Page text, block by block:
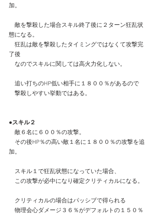
加。
敵を撃殺した場合スキル終了後に２ターン狂乱状
態になる。
狂乱は敵を撃殺したタイミングではなくて攻撃完
了後
なのでスキルに関しては高火力化しない。
追い打ちのHP低い相手に１８００％があるので
撃殺しやすい挙動ではある。
●スキル２
敵６名に６００％の攻撃。
その後HP％の高い敵１名に１８００％の攻撃を追
加。
スキル１で狂乱状態になっていた場合、
この攻撃が必中になり確定クリティカルになる。
クリティカルの場合はパッシブで得られる
物理会心ダメージ３６％がデフォルトの１５０％